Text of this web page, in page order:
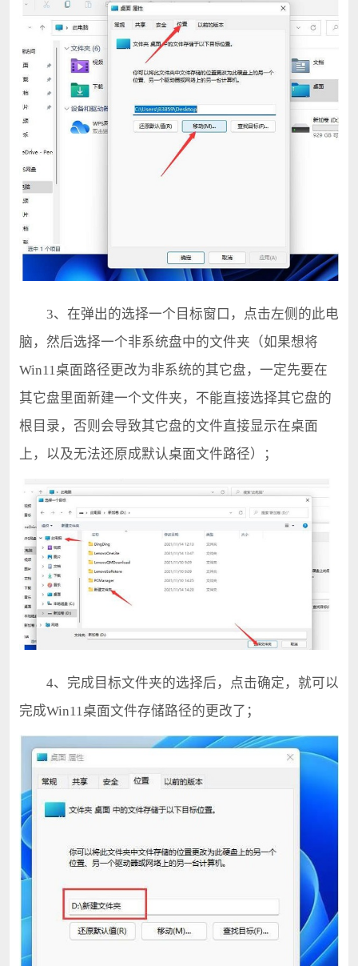
3、在弹出的选择一个目标窗口，点击左侧的此电
脑，然后选择一个非系统盘中的文件夹（如果想将
Win11桌面路径更改为非系统的其它盘，一定先要在
其它盘里面新建一个文件夹，不能直接选择其它盘的
根目录，否则会导致其它盘的文件直接显示在桌面
上，以及无法还原成默认桌面文件路径）；
4、完成目标文件夹的选择后，点击确定，就可以
完成Win11桌面文件存储路径的更改了；